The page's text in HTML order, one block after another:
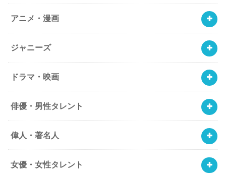
アニメ・漫画
ジャニーズ
ドラマ・映画
俳優・男性タレント
偉人・著名人
女優・女性タレント